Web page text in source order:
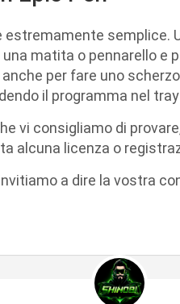
estremamente semplice.
matita o pennarello e
per fare uno
il programma nel
vi consigliamo di
alcuna licenza o
a dire la vostra